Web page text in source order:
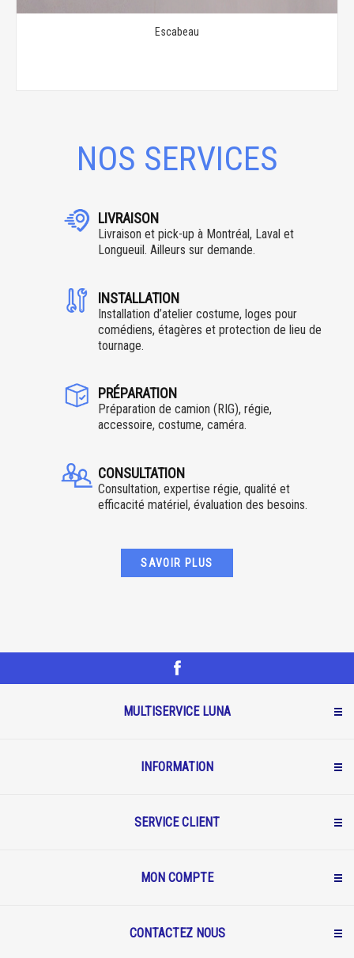
Escabeau
NOS SERVICES
LIVRAISON
Livraison et pick-up à Montréal, Laval et
Longueuil. Ailleurs sur demande.
INSTALLATION
Installation d’atelier costume, loges pour
comédiens, étagères et protection de lieu de
tournage.
PRÉPARATION
Préparation de camion (RIG), régie,
accessoire, costume, caméra.
CONSULTATION
Consultation, expertise régie, qualité et
efficacité matériel, évaluation des besoins.
SAVOIR PLUS
MULTISERVICE LUNA
INFORMATION
SERVICE CLIENT
MON COMPTE
CONTACTEZ NOUS